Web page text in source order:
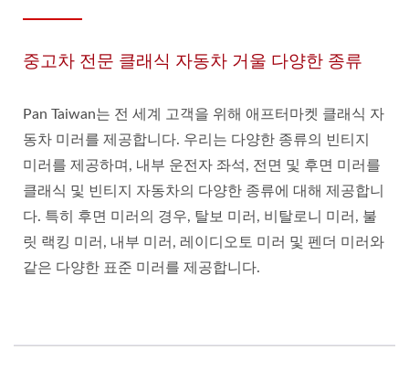
중고차 전문 클래식 자동차 거울 다양한 종류
Pan Taiwan는 전 세계 고객을 위해 애프터마켓 클래식 자
동차 미러를 제공합니다. 우리는 다양한 종류의 빈티지
미러를 제공하며, 내부 운전자 좌석, 전면 및 후면 미러를
클래식 및 빈티지 자동차의 다양한 종류에 대해 제공합니
다. 특히 후면 미러의 경우, 탈보 미러, 비탈로니 미러, 불
릿 랙킹 미러, 내부 미러, 레이디오토 미러 및 펜더 미러와
같은 다양한 표준 미러를 제공합니다.